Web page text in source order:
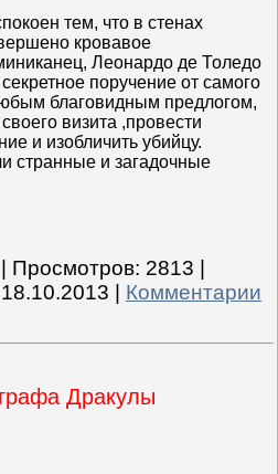
тем, что в стенах
кровавое
Леонардо де Толедо
поручение от самого
благовидным предлогом,
визита ,провести
и изобличить убийцу.
странные и загадочные
| Просмотров: 2813 |
18.10.2013 | Комментарии
Дракулы